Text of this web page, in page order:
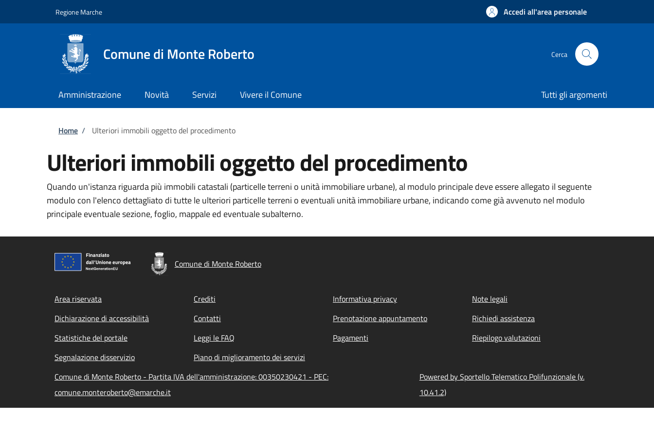
Regione Marche Accedi all'area personale
Comune di Monte Roberto Cerca
Amministrazione Novità Servizi Vivere il Comune Tutti gli argomenti
Briciole di pane
Home / Ulteriori immobili oggetto del procedimento
Ulteriori immobili oggetto del procedimento
Quando un'istanza riguarda più immobili catastali (particelle terreni o unità immobiliare urbane), al modulo principale deve essere allegato il seguente
modulo con l'elenco dettagliato di tutte le ulteriori particelle terreni o eventuali unità immobiliare urbane, indicando come già avvenuto nel modulo
principale eventuale sezione, foglio, mappale ed eventuale subalterno.
Comune di Monte Roberto
Footer menu
Area riservata Crediti Informativa privacy
Note legali
Dichiarazione di accessibilità
Contatti Prenotazione appuntamento
Richiedi assistenza
Statistiche del portale
Leggi le FAQ Pagamenti
Riepilogo valutazioni
Segnalazione disservizio
Piano di miglioramento dei servizi
Comune di Monte Roberto - Partita IVA dell'amministrazione: 00350230421 - PEC:
comune.monteroberto@emarche.it
Powered by Sportello Telematico Polifunzionale (v.
10.41.2)